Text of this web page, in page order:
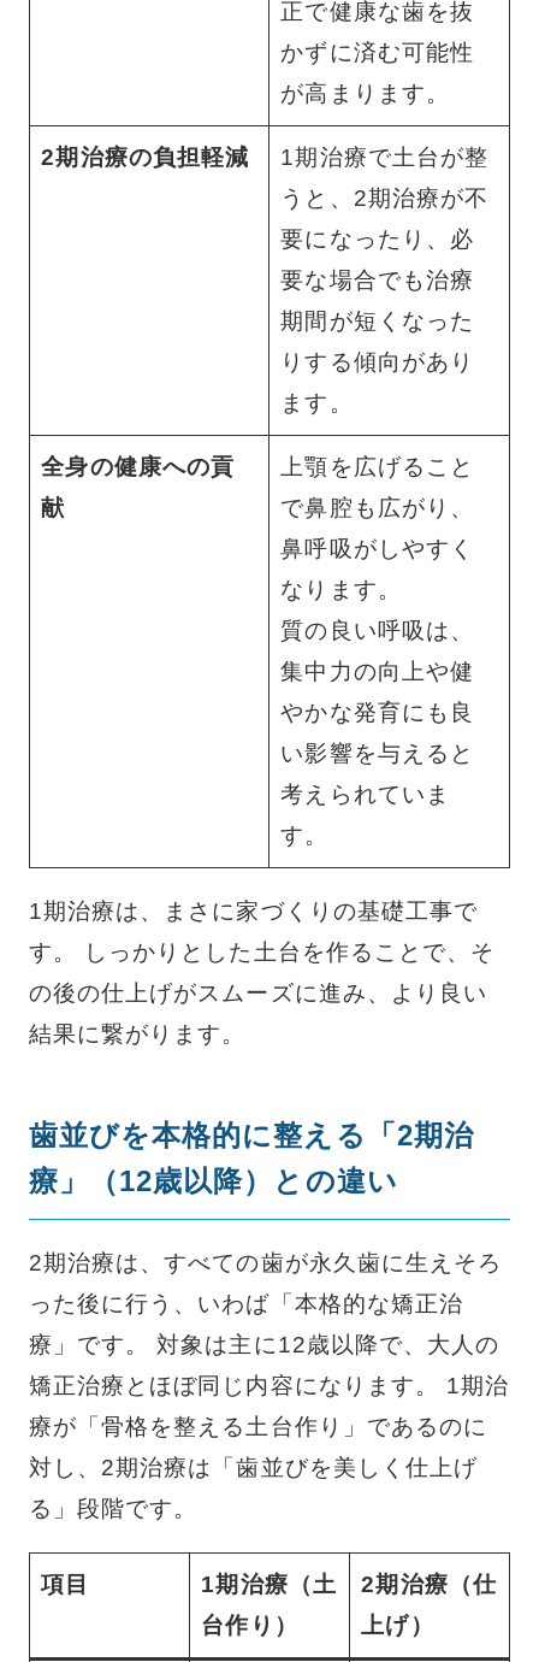
正で健康な歯を抜
かずに済む可能性
が高まります。
2期治療の負担軽減
1期治療で土台が整
うと、2期治療が不
要になったり、必
要な場合でも治療
期間が短くなった
りする傾向があり
ます。
全身の健康への貢
献
上顎を広げること
で鼻腔も広がり、
鼻呼吸がしやすく
なります。
質の良い呼吸は、
集中力の向上や健
やかな発育にも良
い影響を与えると
考えられていま
す。
1期治療は、まさに家づくりの基礎工事で
す。 しっかりとした土台を作ることで、そ
の後の仕上げがスムーズに進み、より良い
結果に繋がります。
歯並びを本格的に整える「2期治
療」（12歳以降）との違い
2期治療は、すべての歯が永久歯に生えそろ
った後に行う、いわば「本格的な矯正治
療」です。 対象は主に12歳以降で、大人の
矯正治療とほぼ同じ内容になります。 1期治
療が「骨格を整える土台作り」であるのに
対し、2期治療は「歯並びを美しく仕上げ
る」段階です。
項目
1期治療（土
台作り）
2期治療（仕
上げ）